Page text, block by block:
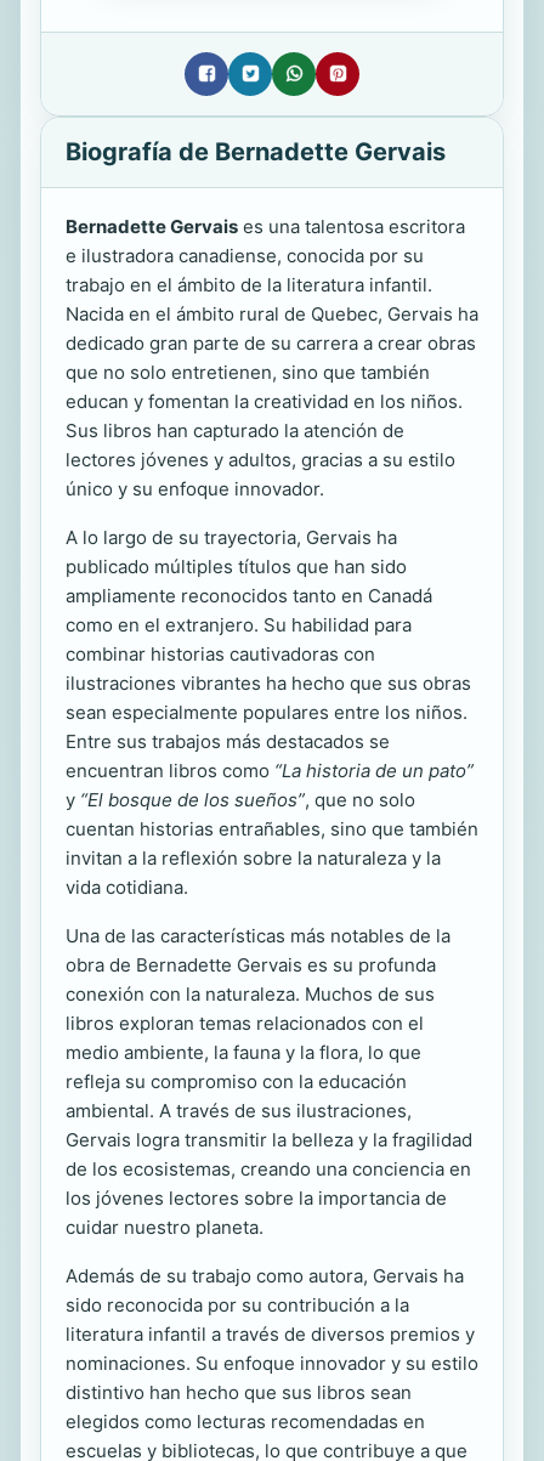
Biografía de Bernadette Gervais
Bernadette Gervais es una talentosa escritora
e ilustradora canadiense, conocida por su
trabajo en el ámbito de la literatura infantil.
Nacida en el ámbito rural de Quebec, Gervais ha
dedicado gran parte de su carrera a crear obras
que no solo entretienen, sino que también
educan y fomentan la creatividad en los niños.
Sus libros han capturado la atención de
lectores jóvenes y adultos, gracias a su estilo
único y su enfoque innovador.
A lo largo de su trayectoria, Gervais ha
publicado múltiples títulos que han sido
ampliamente reconocidos tanto en Canadá
como en el extranjero. Su habilidad para
combinar historias cautivadoras con
ilustraciones vibrantes ha hecho que sus obras
sean especialmente populares entre los niños.
Entre sus trabajos más destacados se
encuentran libros como “La historia de un pato”
y “El bosque de los sueños”, que no solo
cuentan historias entrañables, sino que también
invitan a la reflexión sobre la naturaleza y la
vida cotidiana.
Una de las características más notables de la
obra de Bernadette Gervais es su profunda
conexión con la naturaleza. Muchos de sus
libros exploran temas relacionados con el
medio ambiente, la fauna y la flora, lo que
refleja su compromiso con la educación
ambiental. A través de sus ilustraciones,
Gervais logra transmitir la belleza y la fragilidad
de los ecosistemas, creando una conciencia en
los jóvenes lectores sobre la importancia de
cuidar nuestro planeta.
Además de su trabajo como autora, Gervais ha
sido reconocida por su contribución a la
literatura infantil a través de diversos premios y
nominaciones. Su enfoque innovador y su estilo
distintivo han hecho que sus libros sean
elegidos como lecturas recomendadas en
escuelas y bibliotecas, lo que contribuye a que